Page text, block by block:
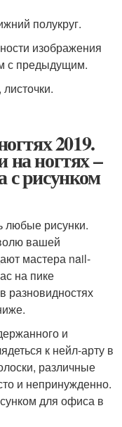
полукруг.
изображения
с предыдущим.
2019.
ногтях –
рисунком
любые рисунки.
вашей
мастера nail-
на пике
разновидностях
и
к нейл-арту в
различные
и непринужденно.
для офиса в